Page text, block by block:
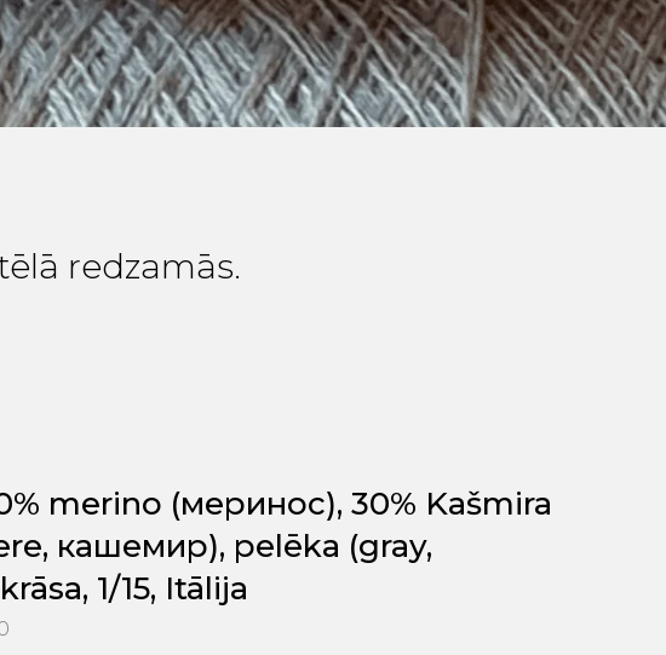
redzamās.
merino (меринос), 30% Kašmira
кашемир), pelēka (gray,
1/15, Itālija